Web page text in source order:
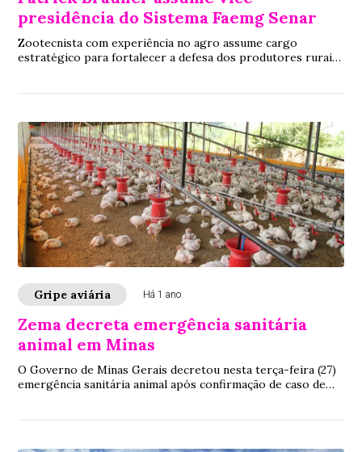
presidência do Sistema Faemg Senar
Zootecnista com experiência no agro assume cargo
estratégico para fortalecer a defesa dos produtores rurais
Gripe aviária Há 1 ano
Zema decreta emergência sanitária
animal em Minas
O Governo de Minas Gerais decretou nesta terça-feira (27)
emergência sanitária animal após confirmação de caso de